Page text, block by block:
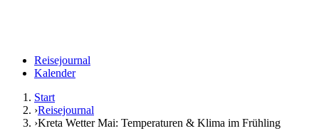
Reisejournal
Kalender
Start
›Reisejournal
›Kreta Wetter Mai: Temperaturen & Klima im Frühling